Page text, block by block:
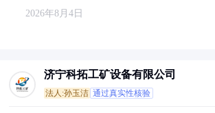
2026年8月4日
济宁科拓工矿设备有限公司
法人:孙玉洁 通过真实性核验